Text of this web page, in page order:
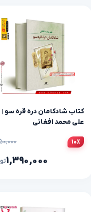
کتاب شادکامان دره قره سو |
علی محمد افغانی
۱۰٪
۱,۳۹۰,۰۰۰